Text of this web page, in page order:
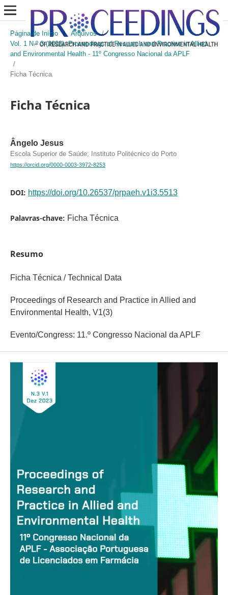
Página de Início / Arquivos
/
Vol. 1 N.º 3 (2023): Proceedings of Research and Practice in Allied
and Environmental Health - 11º Congresso Nacional da APLF
/
Ficha Técnica
Ficha Técnica
Ângelo Jesus
Escola Superior de Saúde; Instituto Politécnico do Porto
https://orcid.org/0000-0003-3972-8253
DOI: https://doi.org/10.26537/prpaeh.v1i3.5513
Palavras-chave: Ficha Técnica
Resumo
Ficha Técnica / Technical Data
Proceedings of Research and Practice in Allied and
Environmental Health, V1(3)
Evento/Congress: 11.º Congresso Nacional da APLF